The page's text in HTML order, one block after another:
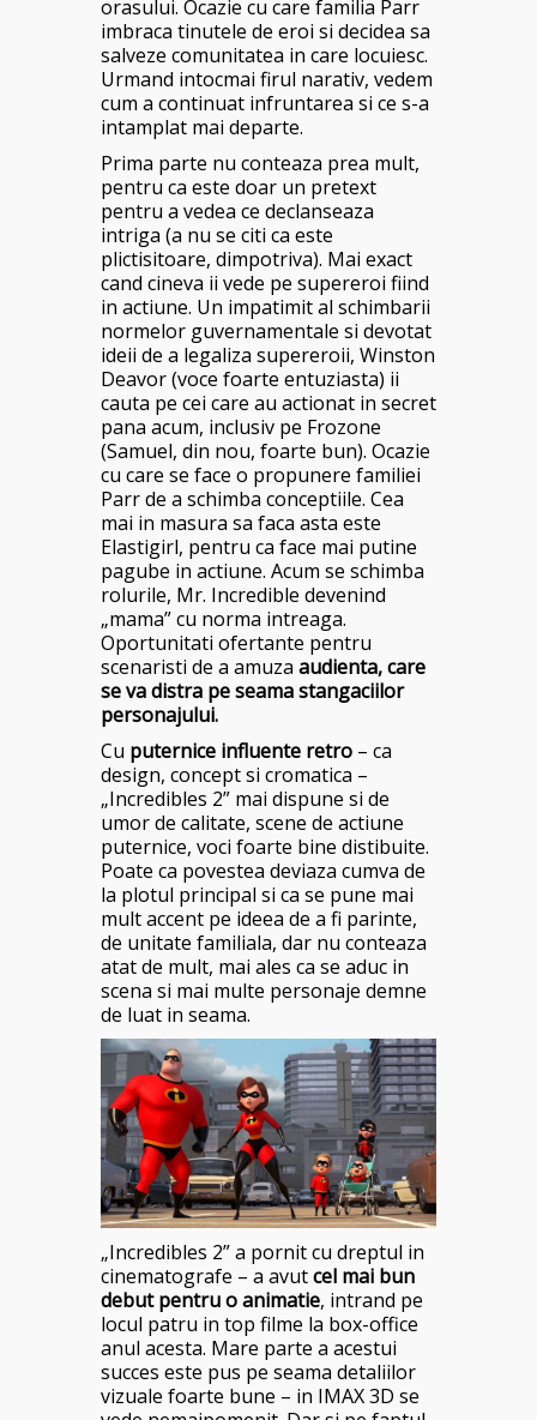
orasului. Ocazie cu care familia Parr
imbraca tinutele de eroi si decidea sa
salveze comunitatea in care locuiesc.
Urmand intocmai firul narativ, vedem
cum a continuat infruntarea si ce s-a
intamplat mai departe.
Prima parte nu conteaza prea mult,
pentru ca este doar un pretext
pentru a vedea ce declanseaza
intriga (a nu se citi ca este
plictisitoare, dimpotriva). Mai exact
cand cineva ii vede pe supereroi fiind
in actiune. Un impatimit al schimbarii
normelor guvernamentale si devotat
ideii de a legaliza supereroii, Winston
Deavor (voce foarte entuziasta) ii
cauta pe cei care au actionat in secret
pana acum, inclusiv pe Frozone
(Samuel, din nou, foarte bun). Ocazie
cu care se face o propunere familiei
Parr de a schimba conceptiile. Cea
mai in masura sa faca asta este
Elastigirl, pentru ca face mai putine
pagube in actiune. Acum se schimba
rolurile, Mr. Incredible devenind
„mama” cu norma intreaga.
Oportunitati ofertante pentru
scenaristi de a amuza audienta, care
se va distra pe seama stangaciilor
personajului.
Cu puternice influente retro – ca
design, concept si cromatica –
„Incredibles 2” mai dispune si de
umor de calitate, scene de actiune
puternice, voci foarte bine distibuite.
Poate ca povestea deviaza cumva de
la plotul principal si ca se pune mai
mult accent pe ideea de a fi parinte,
de unitate familiala, dar nu conteaza
atat de mult, mai ales ca se aduc in
scena si mai multe personaje demne
de luat in seama.
„Incredibles 2” a pornit cu dreptul in
cinematografe – a avutcel mai bun
debut pentru o animatie, intrand pe
locul patru in top filme la box-office
anul acesta. Mare parte a acestui
succes este pus pe seama detaliilor
vizuale foarte bune – in IMAX 3D se